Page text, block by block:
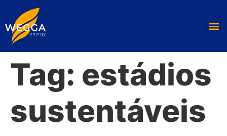
Tag: estádios
sustentáveis